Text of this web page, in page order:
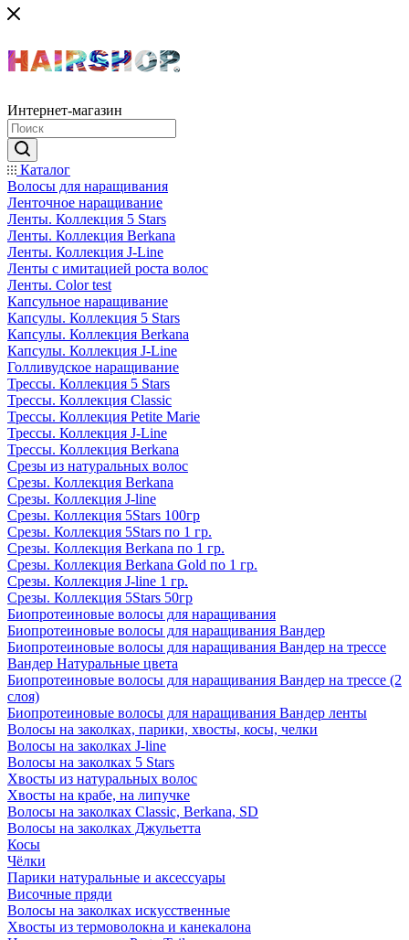
Интернет-магазин
Каталог
Волосы для наращивания
Ленточное наращивание
Ленты. Коллекция 5 Stars
Ленты. Коллекция Berkana
Ленты. Коллекция J-Line
Ленты с имитацией роста волос
Ленты. Color test
Капсульное наращивание
Капсулы. Коллекция 5 Stars
Капсулы. Коллекция Berkana
Капсулы. Коллекция J-Line
Голливудское наращивание
Трессы. Коллекция 5 Stars
Трессы. Коллекция Classic
Трессы. Коллекция Petite Marie
Трессы. Коллекция J-Line
Трессы. Коллекция Berkana
Срезы из натуральных волос
Срезы. Коллекция Berkana
Срезы. Коллекция J-line
Срезы. Коллекция 5Stars 100гр
Срезы. Коллекция 5Stars по 1 гр.
Срезы. Коллекция Berkana по 1 гр.
Срезы. Коллекция Berkana Gold по 1 гр.
Срезы. Коллекция J-line 1 гр.
Срезы. Коллекция 5Stars 50гр
Биопротеиновые волосы для наращивания
Биопротеиновые волосы для наращивания Вандер
Биопротеиновые волосы для наращивания Вандер на трессе
Вандер Натуральные цвета
Биопротеиновые волосы для наращивания Вандер на трессе (2
слоя)
Биопротеиновые волосы для наращивания Вандер ленты
Волосы на заколках, парики, хвосты, косы, челки
Волосы на заколках J-line
Волосы на заколках 5 Stars
Хвосты из натуральных волос
Хвосты на крабе, на липучке
Волосы на заколках Classic, Berkana, SD
Волосы на заколках Джульетта
Косы
Чёлки
Парики натуральные и аксессуары
Височные пряди
Волосы на заколках искусственные
Хвосты из термоволокна и канекалона